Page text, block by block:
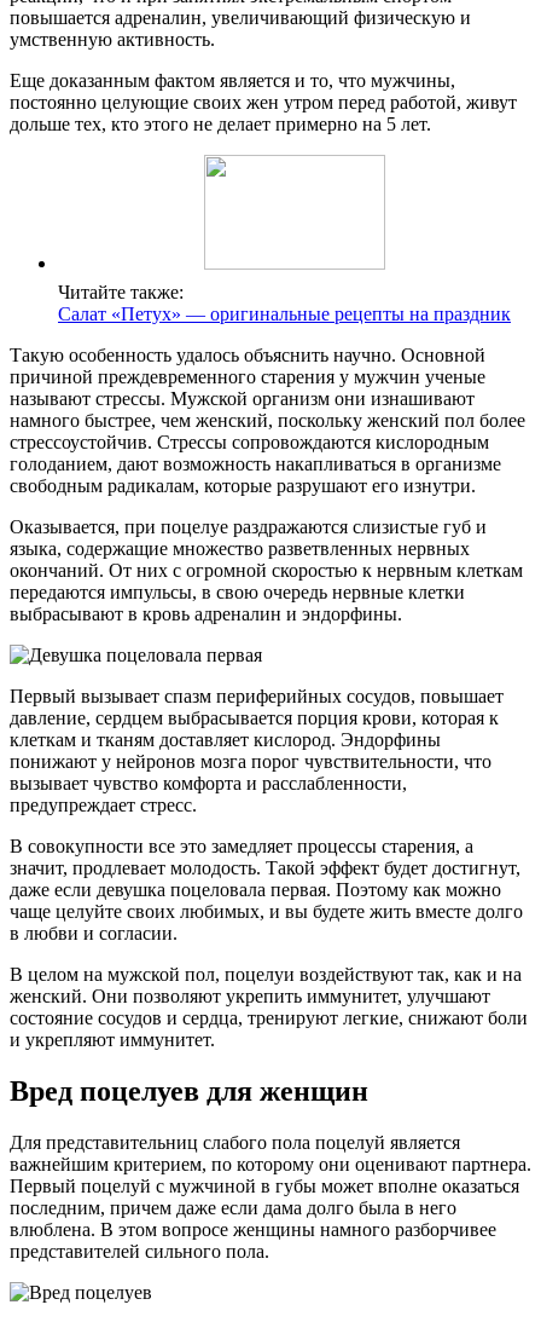
повышается адреналин, увеличивающий физическую и
умственную активность.
Еще доказанным фактом является и то, что мужчины,
постоянно целующие своих жен утром перед работой, живут
дольше тех, кто этого не делает примерно на 5 лет.
Читайте также:
Салат «Петух» — оригинальные рецепты на праздник
Такую особенность удалось объяснить научно. Основной
причиной преждевременного старения у мужчин ученые
называют стрессы. Мужской организм они изнашивают
намного быстрее, чем женский, поскольку женский пол более
стрессоустойчив. Стрессы сопровождаются кислородным
голоданием, дают возможность накапливаться в организме
свободным радикалам, которые разрушают его изнутри.
Оказывается, при поцелуе раздражаются слизистые губ и
языка, содержащие множество разветвленных нервных
окончаний. От них с огромной скоростью к нервным клеткам
передаются импульсы, в свою очередь нервные клетки
выбрасывают в кровь адреналин и эндорфины.
Первый вызывает спазм периферийных сосудов, повышает
давление, сердцем выбрасывается порция крови, которая к
клеткам и тканям доставляет кислород. Эндорфины
понижают у нейронов мозга порог чувствительности, что
вызывает чувство комфорта и расслабленности,
предупреждает стресс.
В совокупности все это замедляет процессы старения, а
значит, продлевает молодость. Такой эффект будет достигнут,
даже если девушка поцеловала первая. Поэтому как можно
чаще целуйте своих любимых, и вы будете жить вместе долго
в любви и согласии.
В целом на мужской пол, поцелуи воздействуют так, как и на
женский. Они позволяют укрепить иммунитет, улучшают
состояние сосудов и сердца, тренируют легкие, снижают боли
и укрепляют иммунитет.
Вред поцелуев для женщин
Для представительниц слабого пола поцелуй является
важнейшим критерием, по которому они оценивают партнера.
Первый поцелуй с мужчиной в губы может вполне оказаться
последним, причем даже если дама долго была в него
влюблена. В этом вопросе женщины намного разборчивее
представителей сильного пола.